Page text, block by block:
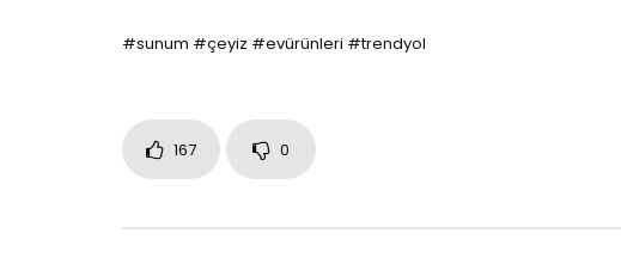
#sunum #çeyiz #evürünleri #trendyol
167 0